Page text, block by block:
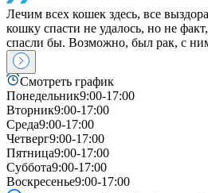
Лечим всех кошек здесь, все
кошку спасти не удалось, но не
спасли бы. Возможно, был рак, с
Смотреть график
Понедельник9:00-17:00
Вторник9:00-17:00
Среда9:00-17:00
Четверг9:00-17:00
Пятница9:00-17:00
Суббота9:00-17:00
Воскресенье9:00-17:00